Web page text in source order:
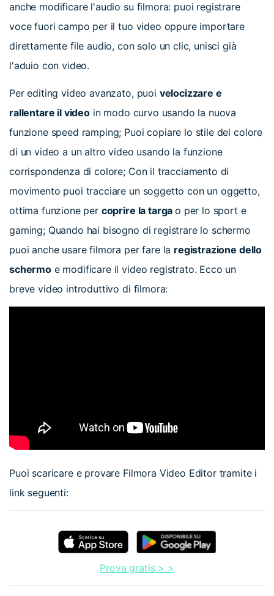
anche modificare l'audio su filmora: puoi registrare
voce fuori campo per il tuo video oppure importare
direttamente file audio, con solo un clic, unisci già
l'aduio con video.
Per editing video avanzato, puoi velocizzare e
rallentare il videoin modo curvo usando la nuova
funzione speed ramping; Puoi copiare lo stile del colore
di un video a un altro video usando la funzione
corrispondenza di colore; Con il tracciamento di
movimento puoi tracciare un soggetto con un oggetto,
ottima funzione per coprire la targao per lo sport e
gaming; Quando hai bisogno di registrare lo schermo
puoi anche usare filmora per fare la registrazione dello
schermoe modificare il video registrato. Ecco un
breve video introduttivo di filmora:
Puoi scaricare e provare Filmora Video Editor tramite i
link seguenti:
Prova gratis > >